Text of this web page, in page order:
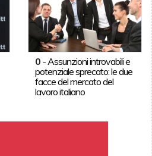
0 - Assunzioni introvabili e
potenziale sprecato: le due
facce del mercato del
lavoro italiano